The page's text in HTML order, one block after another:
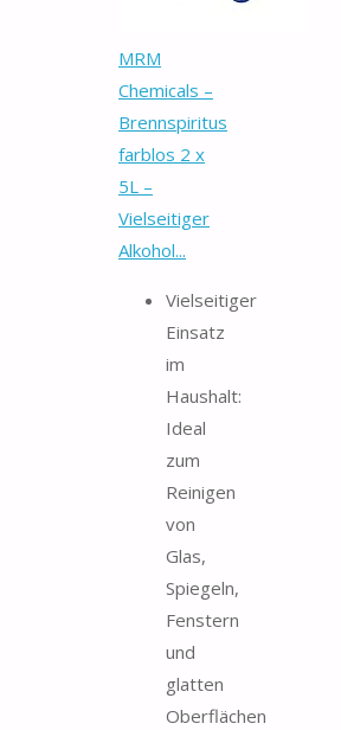
MRM
Chemicals –
Brennspiritus
farblos 2 x
5L –
Vielseitiger
Alkohol...
Vielseitiger
Einsatz
im
Haushalt:
Ideal
zum
Reinigen
von
Glas,
Spiegeln,
Fenstern
und
glatten
Oberflächen